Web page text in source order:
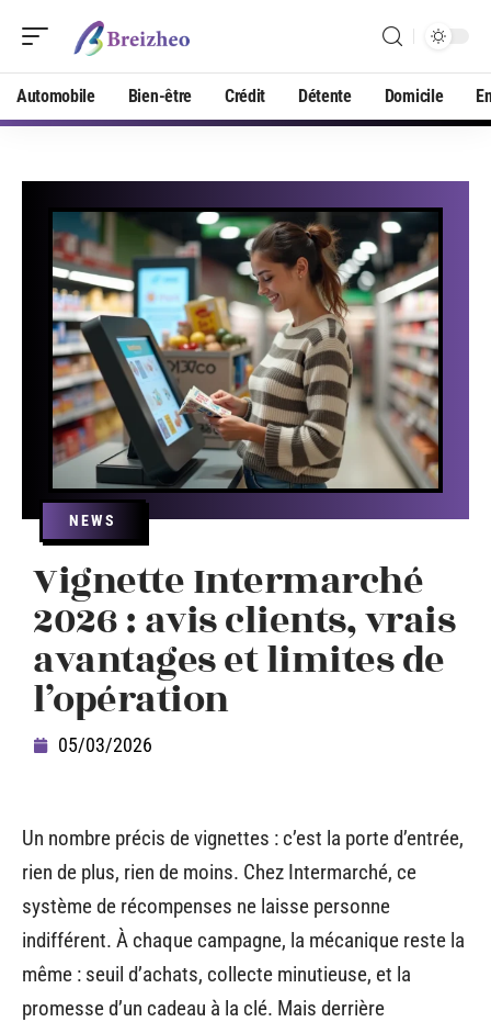
Automobile Bien-être Crédit Détente Domicile
NEWS
Vignette Intermarché
2026 : avis clients, vrais
avantages et limites de
l’opération
05/03/2026
Un nombre précis de vignettes : c’est la porte d’entrée,
rien de plus, rien de moins. Chez Intermarché, ce
système de récompenses ne laisse personne
indifférent. À chaque campagne, la mécanique reste la
même : seuil d’achats, collecte minutieuse, et la
promesse d’un cadeau à la clé. Mais derrière